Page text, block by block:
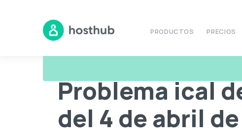
PRODUCTOS PRECIOS
Problema ical
del 4 de abril